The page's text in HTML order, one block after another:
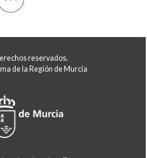
reservados.
de la Región de Murcia